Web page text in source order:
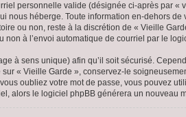
personnelle valide (désignée ci-après par
nous héberge. Toute information en-dehors
ou non, reste à la discrétion de « Vieille
non à l’envoi automatique de courriel par le
à sens unique) afin qu’il soit sécurisé.
sur « Vieille Garde », conservez-le
oubliez votre mot de passe, vous pouvez
alors le logiciel phpBB générera un nouveau